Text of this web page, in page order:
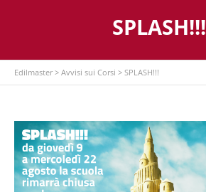
SPLASH!!!
Edilmaster > Avvisi sui Corsi > SPLASH!!!